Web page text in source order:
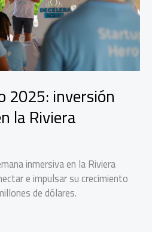
2025: inversión
la Riviera
inmersiva en la Riviera
e impulsar su crecimiento
de dólares.